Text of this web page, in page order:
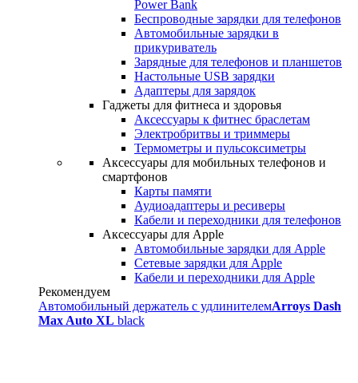
Power Bank
Беспроводные зарядки для телефонов
Автомобильные зарядки в
прикуриватель
Зарядные для телефонов и планшетов
Настольные USB зарядки
Адаптеры для зарядок
Гаджеты для фитнеса и здоровья
Аксессуары к фитнес браслетам
Электробритвы и триммеры
Термометры и пульсоксиметры
Аксессуары для мобильных телефонов и
смартфонов
Карты памяти
Аудиоадаптеры и ресиверы
Кабели и переходники для телефонов
Аксессуары для Apple
Автомобильные зарядки для Apple
Сетевые зарядки для Apple
Кабели и переходники для Apple
Рекомендуем
Автомобильный держатель с удлинителемArroys Dash
Max Auto XL black